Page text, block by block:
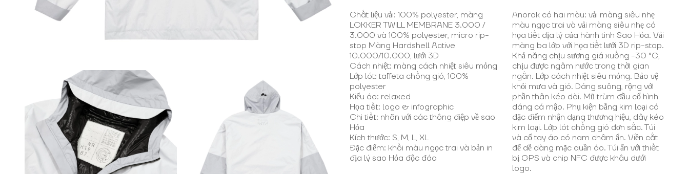
Chất liệu vải: 100% polyester, màng
LOKKER TWILL MEMBRANE 3.000 /
3.000 và 100% polyester, micro rip-
stop Màng Hardshell Active
10.000/10.000, lưới 3D
Cách nhiệt: màng cách nhiệt siêu mỏng
Lớp lót: taffeta chống gió, 100%
polyester
Kiểu áo: relaxed
Họa tiết: logo & infographic
Chi tiết: nhãn với các thông điệp về sao
Hỏa
Kích thước: S, M, L, XL
Đặc điểm: khối màu ngọc trai và bản in
địa lý sao Hỏa độc đáo
Anorak có hai màu: vải màng siêu nhẹ
màu ngọc trai và vải màng siêu nhẹ có
họa tiết địa lý của hành tinh Sao Hỏa. Vải
màng ba lớp với họa tiết lưới 3D rip-stop.
Khả năng chịu sương giá xuống -30 °C,
chịu được ngâm nước trong thời gian
ngắn. Lớp cách nhiệt siêu mỏng. Bảo vệ
khỏi mưa và gió. Dáng suông, rộng với
phần thân kéo dài. Mũ trùm đầu cổ hình
dáng cá mập. Phụ kiện bằng kim loại có
đặc điểm nhận dạng thương hiệu, dây kéo
kim loại. Lớp lót chống gió đơn sắc. Túi
và cổ tay áo có nam châm ẩn. Viền cắt
để dễ dàng mặc quần áo. Túi ẩn với thiết
bị GPS và chip NFC được khâu dưới
logo.